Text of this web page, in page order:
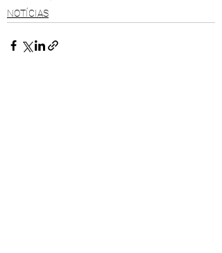
NOTÍCIAS